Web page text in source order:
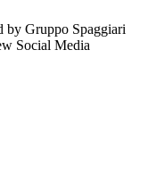
by Gruppo Spaggiari
Social Media